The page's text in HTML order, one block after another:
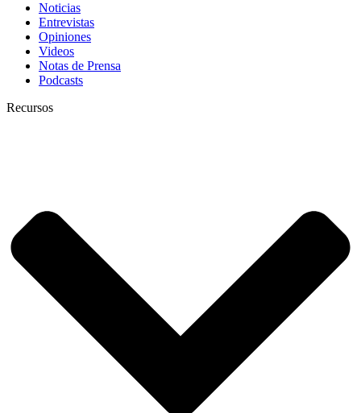
Noticias
Entrevistas
Opiniones
Videos
Notas de Prensa
Podcasts
Recursos